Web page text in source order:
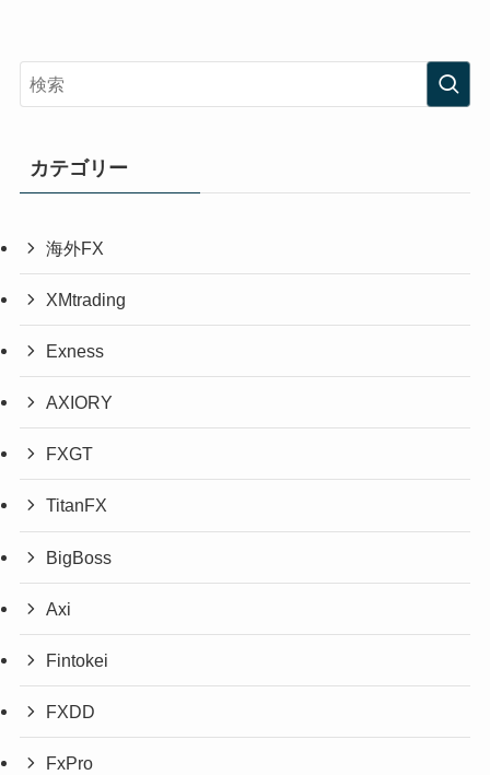
カテゴリー
海外FX
XMtrading
Exness
AXIORY
FXGT
TitanFX
BigBoss
Axi
Fintokei
FXDD
FxPro